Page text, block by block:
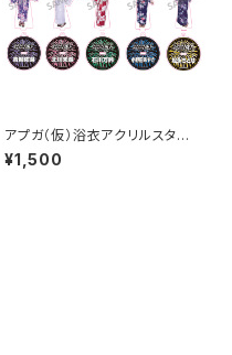
アプガ（仮）浴衣アクリルスタン
ドキーホルダー2026ver.
¥1,500